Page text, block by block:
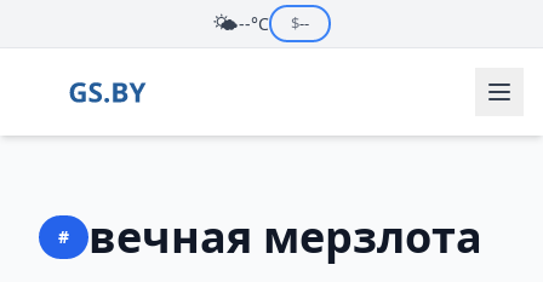
🌤️--°C $--
# вечная мерзлота